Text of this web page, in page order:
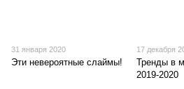
31 января 2020
Эти невероятные слаймы!
17 декабря
Тренды в
2019-2020